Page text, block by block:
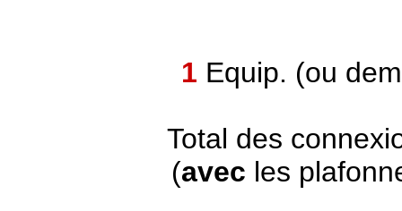
1 Equip. (ou
Total des
(avec les